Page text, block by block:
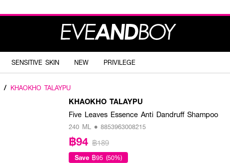
SENSITIVE SKIN NEW PRIVILEGE
/ KHAOKHO TALAYPU
KHAOKHO TALAYPU
Five Leaves Essence Anti Dandruff Shampoo
240 ML • 8853963008215
฿94 ฿189
Save ฿95 (50%)